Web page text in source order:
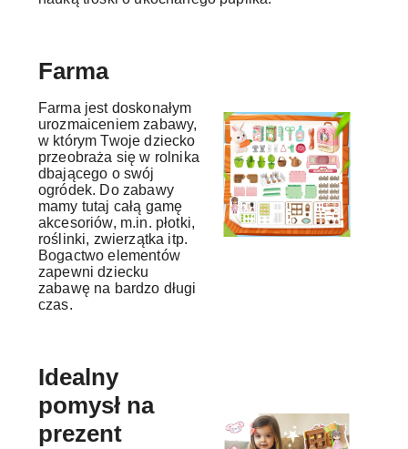
Farma
Farma jest doskonałym
urozmaiceniem zabawy,
w którym Twoje dziecko
przeobraża się w rolnika
dbającego o swój
ogródek. Do zabawy
mamy tutaj całą gamę
akcesoriów, m.in. płotki,
roślinki, zwierzątka itp.
Bogactwo elementów
zapewni dziecku
zabawę na bardzo długi
czas.
Idealny
pomysł na
prezent